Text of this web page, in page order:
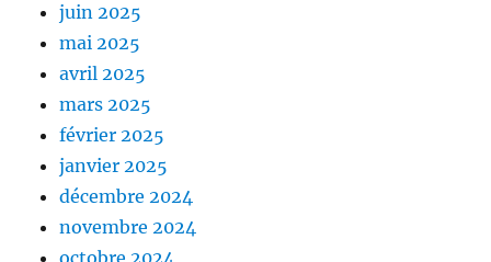
juin 2025
mai 2025
avril 2025
mars 2025
février 2025
janvier 2025
décembre 2024
novembre 2024